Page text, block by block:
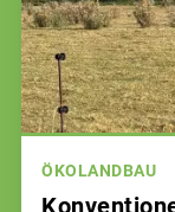
ÖKOLANDBAU